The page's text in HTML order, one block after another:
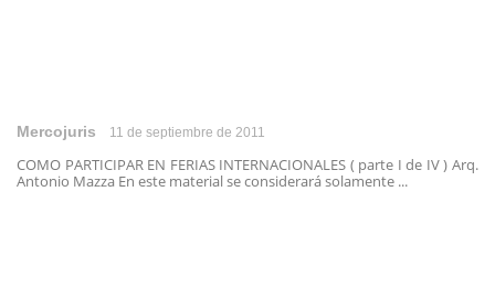
Mercojuris 11 de septiembre de 2011
COMO PARTICIPAR EN FERIAS INTERNACIONALES ( parte I de IV ) Arq.
Antonio Mazza En este material se considerará solamente ...